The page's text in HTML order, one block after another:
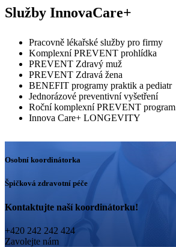
příspěvek
Služby InnovaCare+
Pracovně lékařské služby pro firmy
Komplexní PREVENT prohlídka
PREVENT Zdravý muž
PREVENT Zdravá žena
BENEFIT programy praktik a pediatr
Jednorázové preventivní vyšetření
Roční komplexní PREVENT program
Innova Care+ LONGEVITY
Osobní koordinátorka
Špičková zdravotní péče
Kontaktujte naší koordinátorku!
+420 242 242 424
Zavolejte nám